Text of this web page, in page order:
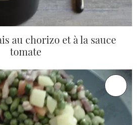
au chorizo et à la sauce
tomate